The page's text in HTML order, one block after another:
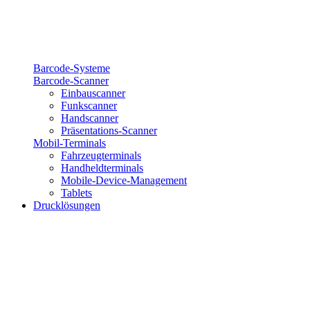
Barcode-Systeme
Barcode-Scanner
Einbauscanner
Funkscanner
Handscanner
Präsentations-Scanner
Mobil-Terminals
Fahrzeugterminals
Handheldterminals
Mobile-Device-Management
Tablets
Drucklösungen